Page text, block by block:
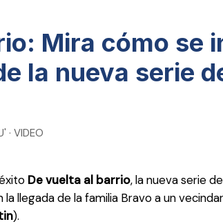
Mira cómo se
la nueva serie
· VIDEO
De vuelta al barrio, la nueva serie de
la llegada de la familia Bravo a un
).